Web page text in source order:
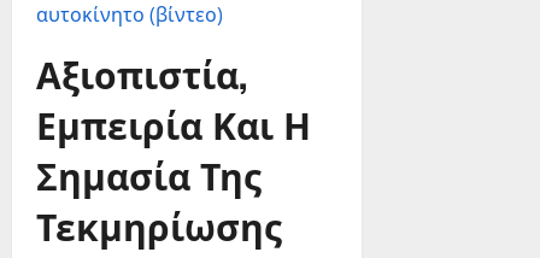
αυτοκίνητο (βίντεο)
Αξιοπιστία,
Εμπειρία Και Η
Σημασία Της
Τεκμηρίωσης